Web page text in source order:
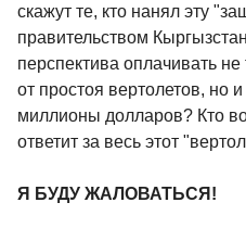
скажут те, кто нанял эту
правительством
перспектива оплачивать
от простоя вертолетов, но
миллионы долларов? Кто
ответит за весь этот
Я БУДУ ЖАЛОВАТЬСЯ!